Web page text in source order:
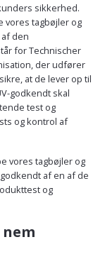
sikkerhed.
vores tagbøjler og
den
for Technischer
der udfører
at de lever op til
godkendt skal
test og
og kontrol af
vores tagbøjler og
af en af de
og